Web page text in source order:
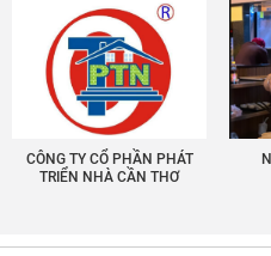
CÔNG TY CỔ PHẦN PHÁT
TRIỂN NHÀ CẦN THƠ